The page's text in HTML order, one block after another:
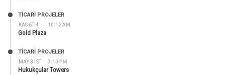
KAS 6TH 10:12 AM
TİCARİ PROJELER
Gold Plaza
MAY 31ST 3:10 PM
TİCARİ PROJELER
Hukukçular Towers